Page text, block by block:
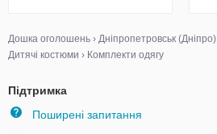
Дошка оголошень › Дніпропетровськ (Дніпро)
Дитячі костюми › Комплекти одягу
Підтримка
Поширені запитання